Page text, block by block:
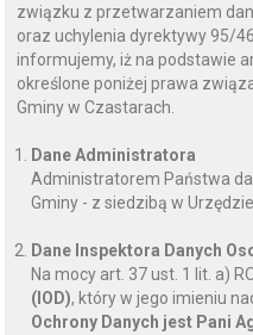
związku z przetwarzaniem
oraz uchylenia dyrektywy 95/
informujemy, iż na podstawie
określone poniżej prawa
Gminy w Czastarach.
Dane Administratora
Administratorem Państwa
Gminy - z siedzibą w
Dane Inspektora Danych
Na mocy art. 37 ust. 1 lit. a)
(IOD), który w jego imieniu
Ochrony Danych jest Pani